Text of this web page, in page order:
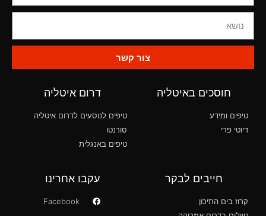
צור קשר
חוסכים באיטליה
טיפים ומידע
דיוטי פרי
דרום איטליה
טיפים לנוסעים לדרום איטליה
סורנטו
טיפים באנגלית
חייבים לבקר
קרוז בים התיכון
עקבו אחרינו
Facebook